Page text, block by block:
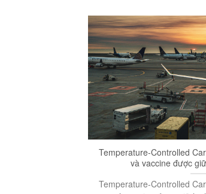
Temperature-Controlled
và vaccine được
Temperature-Controlled